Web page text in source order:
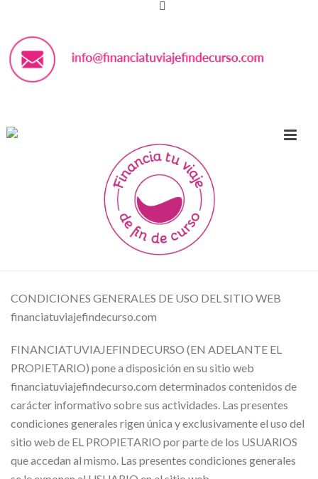
CONDICIONES GENERALES DE USO DEL SITIO WEB
financiatuviajefindecurso.com
FINANCIATUVIAJEFINDECURSO (EN ADELANTE EL
PROPIETARIO) pone a disposición en su sitio web
financiatuviajefindecurso.com determinados contenidos de
carácter informativo sobre sus actividades. Las presentes
condiciones generales rigen única y exclusivamente el uso del
sitio web de EL PROPIETARIO por parte de los USUARIOS
que accedan al mismo. Las presentes condiciones generales